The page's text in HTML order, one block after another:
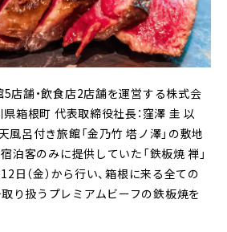
店舗・飲食店2店舗を運営する株式会
県箱根町 代表取締役社長：窪澤 圭 以
風呂付き旅館「金乃竹 塔ノ澤」の敷地
泊客のみに提供していた「鉄板焼 禅」
日（金）から行い、箱根に来る全ての
り扱うプレミアムビーフの鉄板焼を